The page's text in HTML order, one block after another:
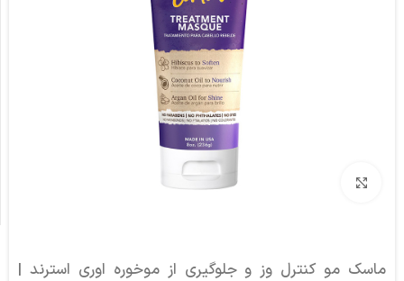
برای بزرگنمایی کلیک کنید
ماسک مو کنترل وز و جلوگیری از موخوره اوری استرند |